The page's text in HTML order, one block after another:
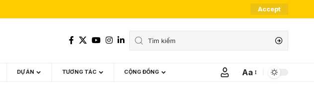
Accept
DỰ ÁN TƯƠNG TÁC CỘNG ĐỒNG
Font
Aa